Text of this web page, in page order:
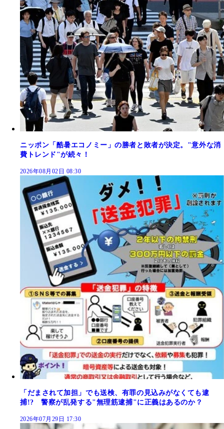
ニッポン「酷暑エコノミー」の勝者と敗者が決定。"意外な消
費トレンド"が続々！
2026年08月02日 08:30
「だまされて加担」でも送検、有罪の見込みがなくても逮
捕!? 警察が乱発する"無理筋逮捕"に正義はあるのか？
2026年07月29日 17:30